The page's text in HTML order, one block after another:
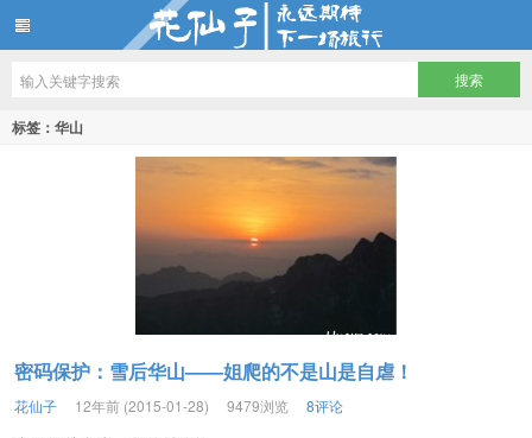
花仙子
标签：华山
密码保护：雪后华山——姐爬的不是山是自虐！
花仙子 12年前 (2015-01-28) 9479浏览 8评论